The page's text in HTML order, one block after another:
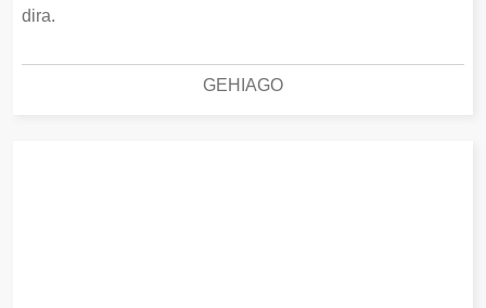
dira.
GEHIAGO